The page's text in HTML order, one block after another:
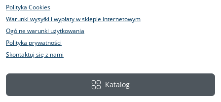
Polityka Cookies
Warunki wysyłki i wypłaty w sklepie internetowym
Ogólne warunki użytkowania
Polityka prywatności
Skontaktuj się z nami
Katalog